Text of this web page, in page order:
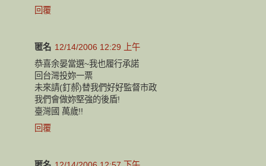
回覆
匿名 12/14/2006 12:29 上午
恭喜余晏當選~我也履行承諾
回台灣投妳一票
未來請(釘郝)替我們好好監督市政
我們會做妳堅強的後盾!
臺灣國 萬歲!!
回覆